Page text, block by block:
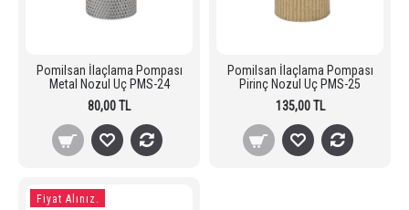
Pomilsan İlaçlama Pompası
Metal Nozul Uç PMS-24
80,00 TL
Pomilsan İlaçlama Pompası
Pirinç Nozul Uç PMS-25
135,00 TL
Fiyat Alınız.